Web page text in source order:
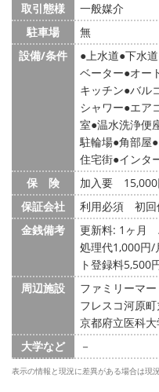
取引態様
一般媒介
駐車場
無
設備/条件
上水道 下水道
ベーター オー
キッチン バル
シャワー エア
室 温水洗浄便
駐輪場 角部屋
住宅街 インタ
保 険
加入要 15,000
保証会社
利用必須 初回
金銭備考
更新料: 1ヶ月
処理代1,000
ト登録料
周辺施設
ファミリーマ
フレスコ河原
京都府立医科
大学など
－
表示の情報と現況に差異がある場合は現